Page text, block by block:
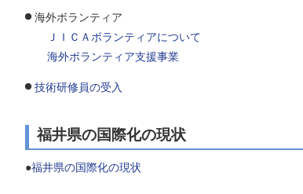
海外ボランティア
ＪＩＣＡボランティアについて
海外ボランティア支援事業
技術研修員の受入
福井県の国際化の現状
●福井県の国際化の現状